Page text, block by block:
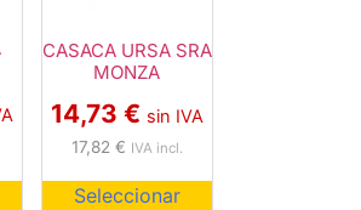
CASACA URSA SRA
MONZA
14,73 € sin IVA
17,82 € IVA incl.
Seleccionar